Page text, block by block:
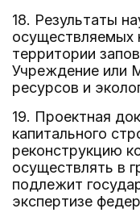
18. Результаты
осуществляемых
территории
Учреждение или
ресурсов и
19. Проектная
капитального
реконструкцию
осуществлять в
подлежит
экспертизе